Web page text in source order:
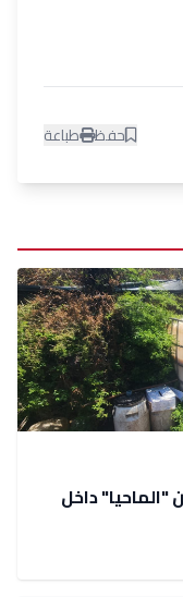
حفظ طباعة
داخل